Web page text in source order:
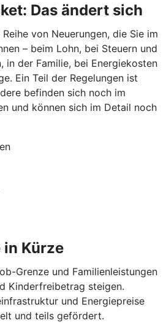
Das ändert sich
von Neuerungen, die Sie im
– beim Lohn, bei Steuern und
in der Familie, bei Energiekosten
Ein Teil der Regelungen ist
befinden sich noch im
und können sich im Detail noch
in Kürze
Grenze und Familienleistungen
Kinderfreibetrag steigen.
und Energiepreise
und teils gefördert.